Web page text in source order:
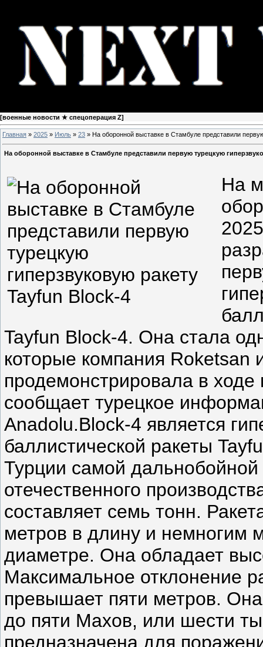
[военные новости ★ спецоперация Z]
Главная » 2025 » Июль » 23 » На оборонной выставке в Стамбуле представили
На оборонной выставке в Стамбуле представили первую турецкую
На
Tayfun Block-4. Она стала
которые компания Roketsan
продемонстрировала в
сообщает турецкое
Anadolu.Block-4 является
баллистической ракеты
Турции самой дальнобойной
отечественного
составляет семь тонн.
метров в длину и немногим
диаметре. Она обладает
Максимальное отклонение
превышает пяти метров.
до пяти Махов, или шести
предназначена для